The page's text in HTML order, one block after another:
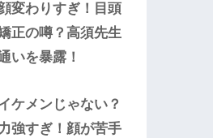
変わりすぎ！目頭
正の噂？高須先生
いを暴露！
ケメンじゃない？
強すぎ！顔が苦手